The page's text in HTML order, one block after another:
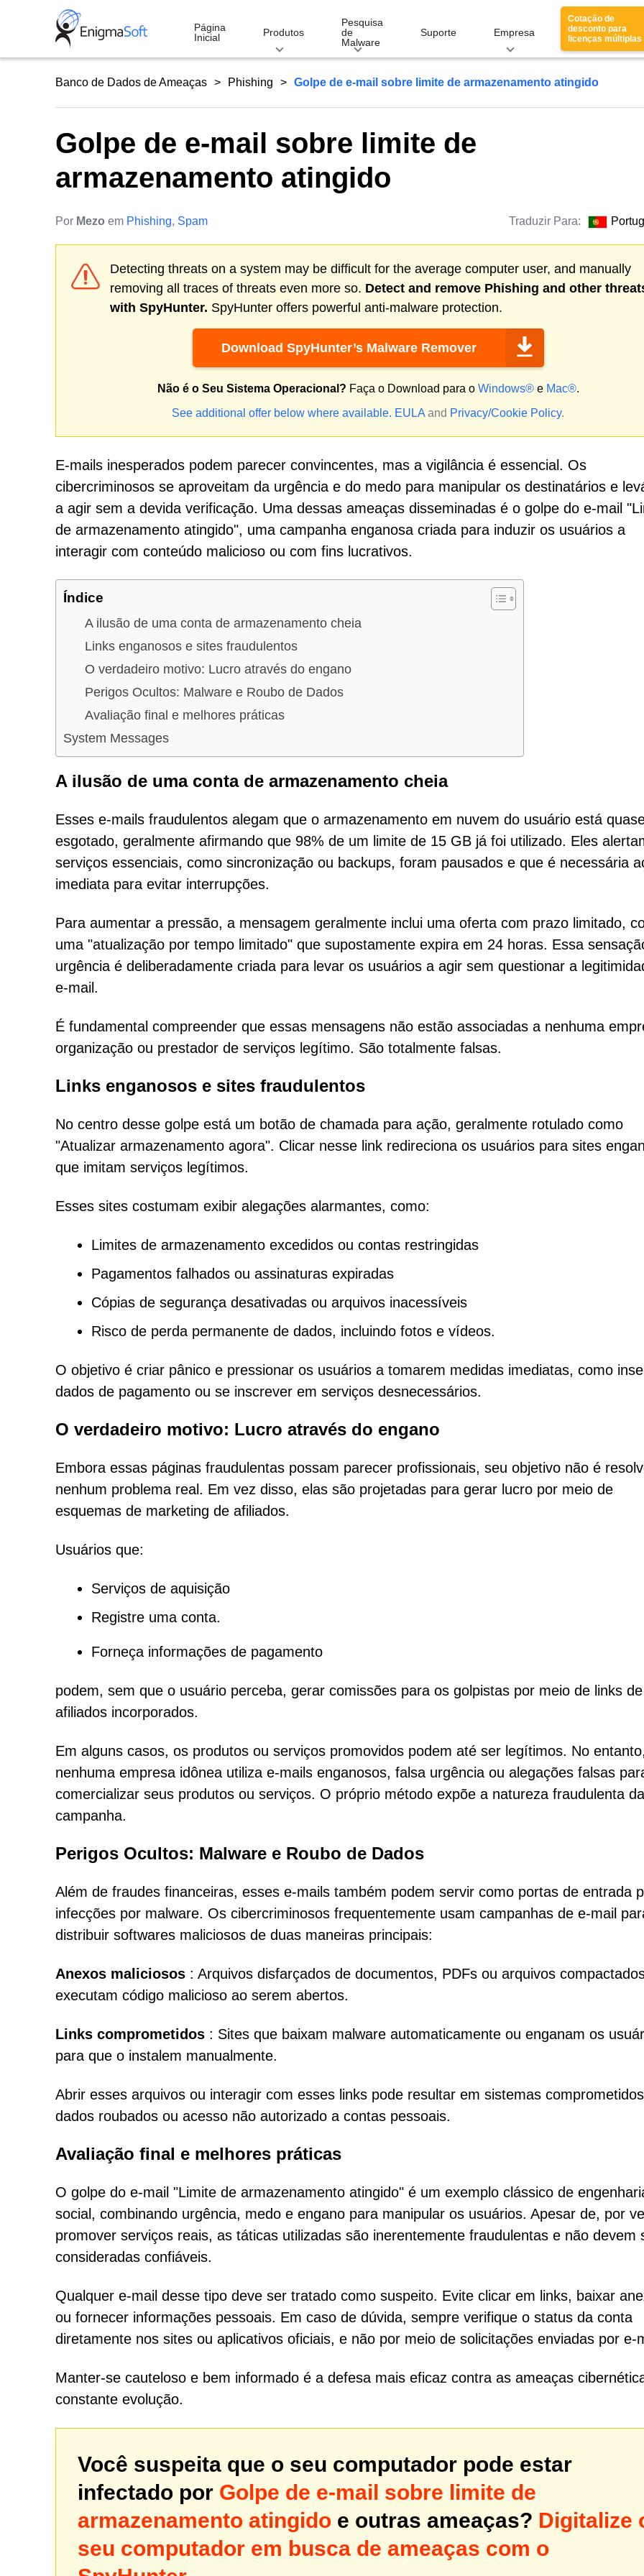
Página
Inicial
Produtos
Pesquisa
de
Malware
Suporte Empresa
Cotação de
desconto para
licenças múltiplas
Banco de Dados de Ameaças Phishing Golpe de e-mail sobre limite de armazenamento atingido
Golpe de e-mail sobre limite de
armazenamento atingido
Por Mezo em Phishing, Spam Traduzir Para:
Detecting threats on a system may be difficult for the average computer user, and manually
removing all traces of threats even more so. Detect and remove Phishing and other
with SpyHunter. SpyHunter offers powerful anti-malware protection.
Download SpyHunter’s Malware Remover
Não é o Seu Sistema Operacional? Faça o Download para o Windows®e Mac®.
See additional offer below where available. EULA and Privacy/Cookie Policy.
E-mails inesperados podem parecer convincentes, mas a vigilância é essencial. Os
cibercriminosos se aproveitam da urgência e do medo para manipular os destinatários e
a agir sem a devida verificação. Uma dessas ameaças disseminadas é o golpe do e-mail
de armazenamento atingido", uma campanha enganosa criada para induzir os usuários a
interagir com conteúdo malicioso ou com fins lucrativos.
Índice
A ilusão de uma conta de armazenamento cheia
Links enganosos e sites fraudulentos
O verdadeiro motivo: Lucro através do engano
Perigos Ocultos: Malware e Roubo de Dados
Avaliação final e melhores práticas
System Messages
A ilusão de uma conta de armazenamento cheia
Esses e-mails fraudulentos alegam que o armazenamento em nuvem do usuário está
esgotado, geralmente afirmando que 98% de um limite de 15 GB já foi utilizado. Eles
serviços essenciais, como sincronização ou backups, foram pausados e que é necessária
imediata para evitar interrupções.
Para aumentar a pressão, a mensagem geralmente inclui uma oferta com prazo limitado,
uma "atualização por tempo limitado" que supostamente expira em 24 horas. Essa
urgência é deliberadamente criada para levar os usuários a agir sem questionar a
e-mail.
É fundamental compreender que essas mensagens não estão associadas a nenhuma
organização ou prestador de serviços legítimo. São totalmente falsas.
Links enganosos e sites fraudulentos
No centro desse golpe está um botão de chamada para ação, geralmente rotulado como
"Atualizar armazenamento agora". Clicar nesse link redireciona os usuários para sites
que imitam serviços legítimos.
Esses sites costumam exibir alegações alarmantes, como:
Limites de armazenamento excedidos ou contas restringidas
Pagamentos falhados ou assinaturas expiradas
Cópias de segurança desativadas ou arquivos inacessíveis
Risco de perda permanente de dados, incluindo fotos e vídeos.
O objetivo é criar pânico e pressionar os usuários a tomarem medidas imediatas, como
dados de pagamento ou se inscrever em serviços desnecessários.
O verdadeiro motivo: Lucro através do engano
Embora essas páginas fraudulentas possam parecer profissionais, seu objetivo não é
nenhum problema real. Em vez disso, elas são projetadas para gerar lucro por meio de
esquemas de marketing de afiliados.
Usuários que:
Serviços de aquisição
Registre uma conta.
Forneça informações de pagamento
podem, sem que o usuário perceba, gerar comissões para os golpistas por meio de links de
afiliados incorporados.
Em alguns casos, os produtos ou serviços promovidos podem até ser legítimos. No entanto,
nenhuma empresa idônea utiliza e-mails enganosos, falsa urgência ou alegações falsas
comercializar seus produtos ou serviços. O próprio método expõe a natureza fraudulenta da
campanha.
Perigos Ocultos: Malware e Roubo de Dados
Além de fraudes financeiras, esses e-mails também podem servir como portas de entrada
infecções por malware. Os cibercriminosos frequentemente usam campanhas de e-mail
distribuir softwares maliciosos de duas maneiras principais:
Anexos maliciosos : Arquivos disfarçados de documentos, PDFs ou arquivos
executam código malicioso ao serem abertos.
Links comprometidos : Sites que baixam malware automaticamente ou enganam os
para que o instalem manualmente.
Abrir esses arquivos ou interagir com esses links pode resultar em sistemas
dados roubados ou acesso não autorizado a contas pessoais.
Avaliação final e melhores práticas
O golpe do e-mail "Limite de armazenamento atingido" é um exemplo clássico de
social, combinando urgência, medo e engano para manipular os usuários. Apesar de, por
promover serviços reais, as táticas utilizadas são inerentemente fraudulentas e não devem
consideradas confiáveis.
Qualquer e-mail desse tipo deve ser tratado como suspeito. Evite clicar em links, baixar
ou fornecer informações pessoais. Em caso de dúvida, sempre verifique o status da conta
diretamente nos sites ou aplicativos oficiais, e não por meio de solicitações enviadas por e-
Manter-se cauteloso e bem informado é a defesa mais eficaz contra as ameaças
constante evolução.
Você suspeita que o seu computador pode estar
infectado por Golpe de e-mail sobre limite de
armazenamento atingido e outras ameaças? Digitalize
seu computador em busca de ameaças com o